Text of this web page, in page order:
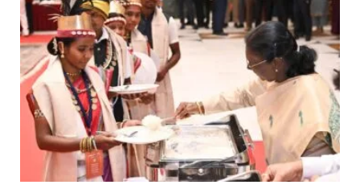
Aerial Survey: सीएम योगी के निर्देश पर उप मुख्यमंत्री व
Ancient Manuscripts: वैश्विक मंच तक पहुंचेगा भारतीय
Big Blueprint for Bastar: बस्तर के लिए बड़ा ब्लूप्रिंट:
Bhartendu Natya Akadami: मुख्यमंत्री ने देखी ‘आनंद
Women E Rickshaw Pilots: यूपी में तैयार हो रही
Mann Ki Baat: प्रधानमंत्री नरेंद्र मोदी ने देशवासियों को